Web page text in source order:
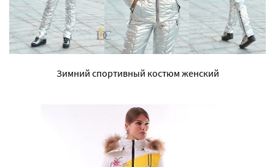
Зимний спортивный костюм женский